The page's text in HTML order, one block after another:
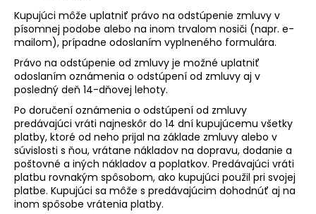
Kupujúci môže uplatniť právo na odstúpenie zmluvy v
písomnej podobe alebo na inom trvalom nosiči (napr. e-
mailom), prípadne odoslaním vyplneného formulára.
Právo na odstúpenie od zmluvy je možné uplatniť
odoslaním oznámenia o odstúpení od zmluvy aj v
posledný deň 14-dňovej lehoty.
Po doručení oznámenia o odstúpení od zmluvy
predávajúci vráti najneskôr do 14 dní kupujúcemu všetky
platby, ktoré od neho prijal na základe zmluvy alebo v
súvislosti s ňou, vrátane nákladov na dopravu, dodanie a
poštovné a iných nákladov a poplatkov. Predávajúci vráti
platbu rovnakým spôsobom, ako kupujúci použil pri svojej
platbe. Kupujúci sa môže s predávajúcim dohodnúť aj na
inom spôsobe vrátenia platby.